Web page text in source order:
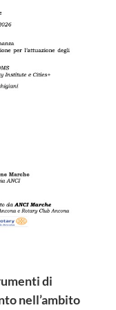
di
nell’ambito